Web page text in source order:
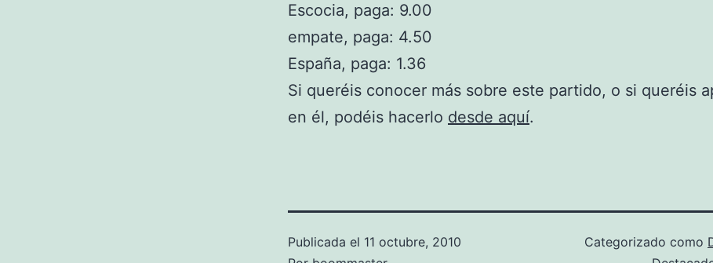
Escocia, paga: 9.00
empate, paga: 4.50
España, paga: 1.36
Si queréis conocer más sobre este partido, o si queréis
en él, podéis hacerlo desde aquí.
Publicada el 11 octubre, 2010
Categorizado como